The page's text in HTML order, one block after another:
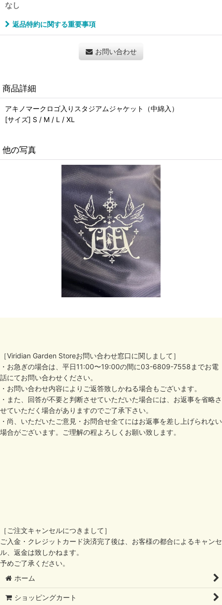
なし
返品特約に関する重要事項
お問い合わせ
商品詳細
アキノマークロゴ入りスタジアムジャケット（中綿入）
[サイズ] S / M / L / XL
他の写真
［Viridian Garden Storeお問い合わせ窓口に関しまして］
・お急ぎの場合は、平日11:00〜19:00の間に03-6809-7558までお電
話にてお問い合わせください。
・お問い合わせ内容によりご返答致しかねる場合もございます。
・また、回答が不要と判断させていただいた場合には、お返事を省略さ
せていただく場合がありますのでご了承下さい。
・尚、いただいたご意見・お問合せ全てにはお返事を差し上げられない
場合がございます。ご理解の程よろしくお願い致します。
［ご注文キャンセルにつきまして］
ご入金・クレジットカード決済完了後は、お客様の都合によるキャンセ
ル、返金は致しかねます。
予めご了承ください。
ホーム
ショッピングカート